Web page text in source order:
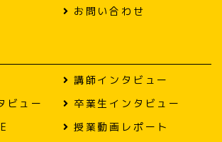
お問い合わせ
講師インタビュー
ビュー
卒業生インタビュー
授業動画レポート